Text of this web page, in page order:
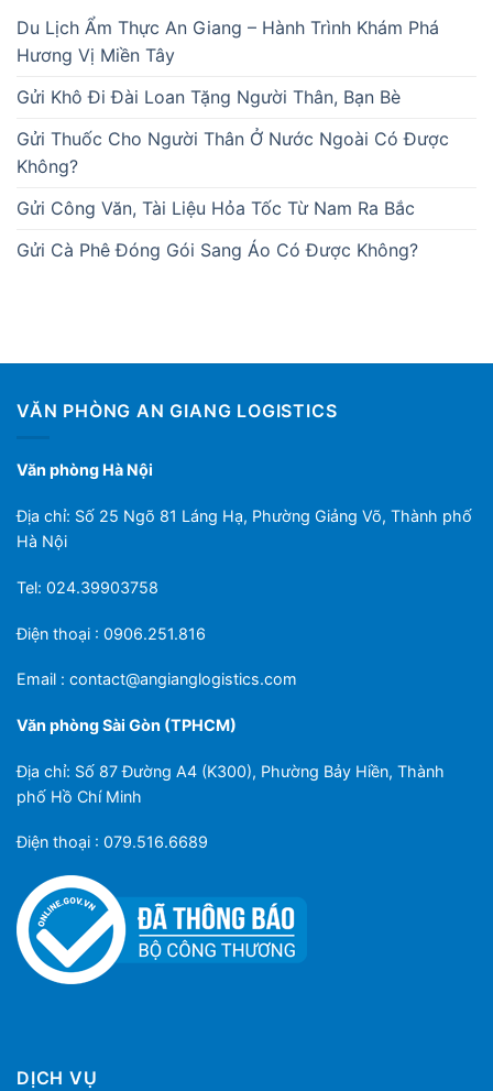
Du Lịch Ẩm Thực An Giang – Hành Trình Khám Phá
Hương Vị Miền Tây
Gửi Khô Đi Đài Loan Tặng Người Thân, Bạn Bè
Gửi Thuốc Cho Người Thân Ở Nước Ngoài Có Được
Không?
Gửi Công Văn, Tài Liệu Hỏa Tốc Từ Nam Ra Bắc
Gửi Cà Phê Đóng Gói Sang Áo Có Được Không?
VĂN PHÒNG AN GIANG LOGISTICS
Văn phòng Hà Nội
Địa chỉ: Số 25 Ngõ 81 Láng Hạ, Phường Giảng Võ, Thành phố
Hà Nội
Tel: 024.39903758
Điện thoại : 0906.251.816
Email : contact@angianglogistics.com
Văn phòng Sài Gòn (TPHCM)
Địa chỉ: Số 87 Đường A4 (K300), Phường Bảy Hiền, Thành
phố Hồ Chí Minh
Điện thoại : 079.516.6689
DỊCH VỤ